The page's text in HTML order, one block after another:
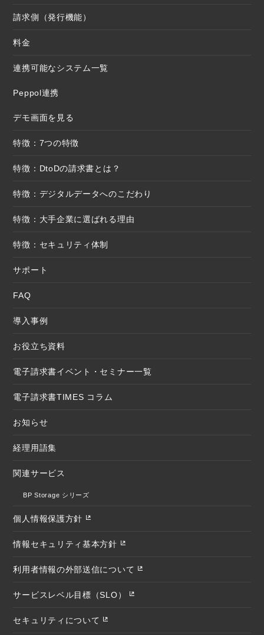
請求側（発行機能）
料金
連携可能なシステム一覧
Peppol連携
デモ画面を見る
特徴：7つの特徴
特徴：DtoDの請求書とは？
特徴：デジタルデータへのこだわり
特徴：大手企業に選ばれる理由
特徴：セキュリティ体制
サポート
FAQ
導入事例
お役立ち資料
電子請求書イベント・セミナー一覧
電子請求書TIMES コラム
お知らせ
経理用語集
関連サービス
BP Storage シリーズ
個人情報保護方針
情報セキュリティ基本方針
利用者情報の外部送信について
サービスレベル目標（SLO）
セキュリティについて